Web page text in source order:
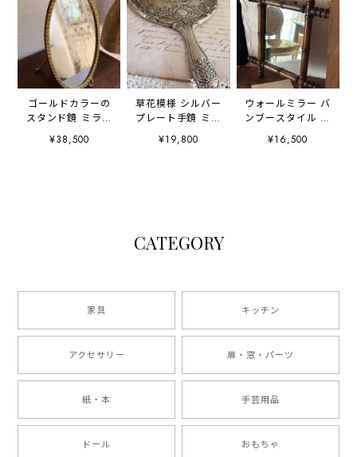
ゴールドカラーの
スタンド鏡 ミラー
花モチーフ
¥38,500
草花模様 シルバー
プレート手鏡 ミラ
ー
¥19,800
ウォールミラー バ
ンブースタイル 壁
付鏡
¥16,500
CATEGORY
家具 キッチン
アクセサリー 扉・窓・パーツ
紙・本 手芸用品
ドール おもちゃ